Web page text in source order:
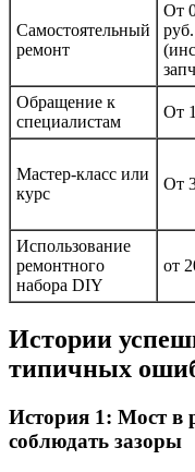
Самостоятельный
ремонт
От
руб.
Обращение к
специалистам
От
Мастер-класс или
курс
От
Использование
ремонтного
набора DIY
от
Истории
типичных
История 1: Мост в
соблюдать зазоры